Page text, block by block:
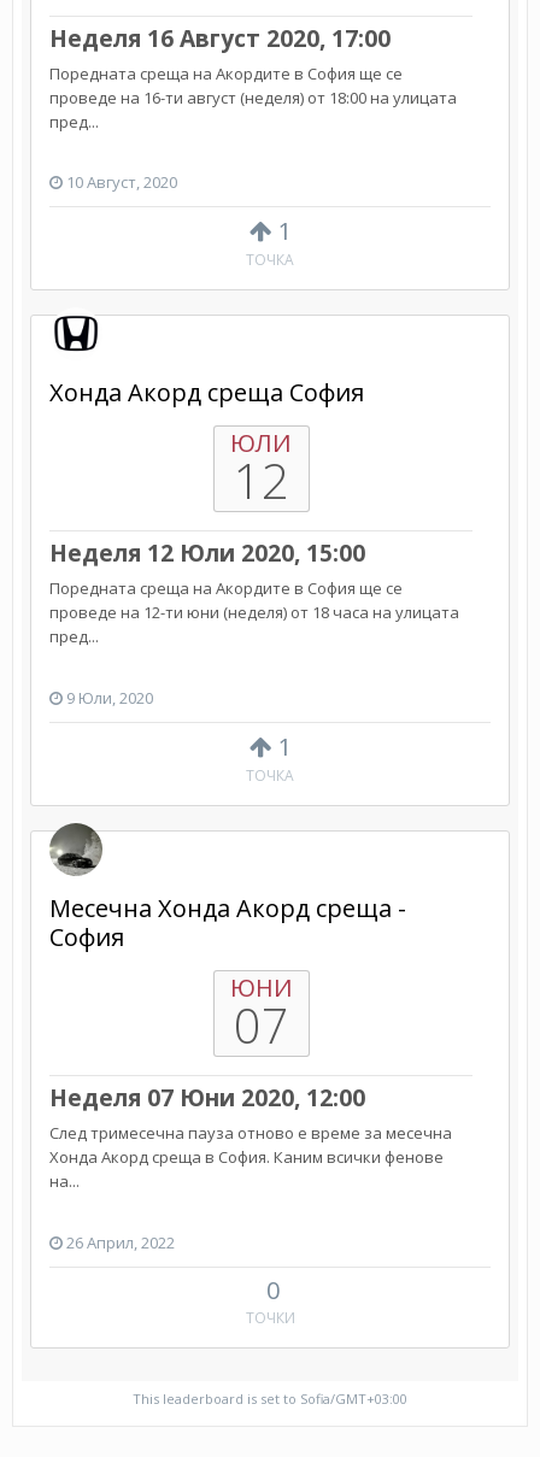
1
ТОЧКА
Неделя 16 Август 2020, 17:00
Поредната среща на Акордите в София ще се
проведе на 16-ти август (неделя) от 18:00 на улицата
пред...
10 Август, 2020
1
ТОЧКА
Хонда Акорд среща София
ЮЛИ
12
Неделя 12 Юли 2020, 15:00
Поредната среща на Акордите в София ще се
проведе на 12-ти юни (неделя) от 18 часа на улицата
пред...
9 Юли, 2020
0
ТОЧКИ
Месечна Хонда Акорд среща -
София
ЮНИ
07
Неделя 07 Юни 2020, 12:00
След тримесечна пауза отново е време за месечна
Хонда Акорд среща в София. Каним всички фенове
на...
26 Април, 2022
This leaderboard is set to Sofia/GMT+03:00